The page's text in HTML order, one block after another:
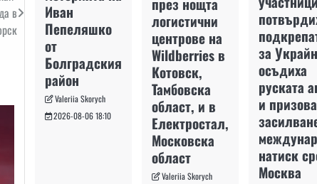
в
Иван
Пепеляшко
от
Болградския
район
Valeriia Skorych
2026-08-06 18:10
логистични
центрове на
Wildberries в
Котовск,
Тамбовска
област, и в
Електростал,
Московска
област
Valeriia Skorych
за
осъдиха
руската
и
натиск
Москва